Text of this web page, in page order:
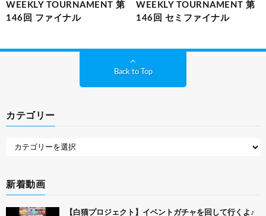
WEEKLY TOURNAMENT 第
146回 ファイナル
WEEKLY TOURNAMENT 第
146回 セミファイナル
Back to Top
カテゴリー
新着動画
【白猫プロジェクト】イベントガチャを回して行くよ♪